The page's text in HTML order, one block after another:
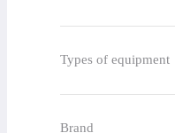
Types of equipment
Brand